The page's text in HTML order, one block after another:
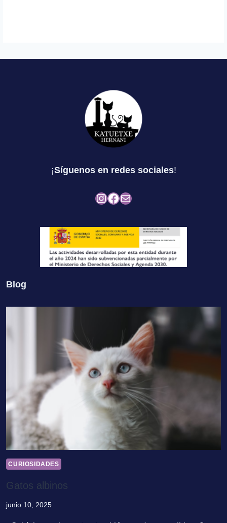
¡Síguenos en redes sociales!
Instagram
Facebook
Mail
Blog
CURIOSIDADES
Gatos albinos
junio 10, 2025